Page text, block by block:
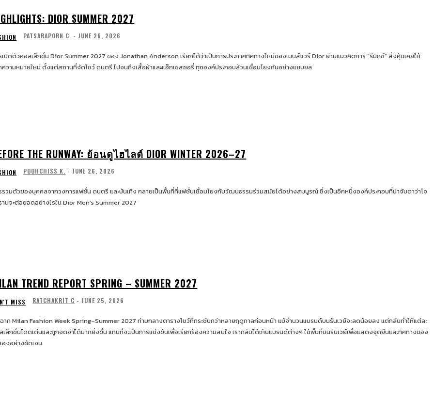
DIOR SUMMER 2027
PATSARAPORN C. - JUNE 26, 2026
เปิดตัวคอลเล็กชั่น Dior Summer 2027 ของ Jonathan Anderson เรียกได้ว่าเป็นการประกาศทิศทางใหม่ของเมนส์แวร์ Dior ผ่านแนวคิดการ “รีมิกซ์” สิ่งคุ้นเคยให้
ความหมายใหม่ ตั้งแต่สถานที่จัดโชว์ ดนตรี ไปจนถึงเสื้อผ้าและแอ็กเซสซอรี่ ทุกองค์ประกอบล้วนเชื่อมโยงกันอย่างแยบยล
THE RUNWAY: ย้อนดูไฮไลต์ DIOR WINTER 2026–27
POOHCHISS K. - JUNE 26, 2026
รวมตัวของบุคคลจากวงการแฟชั่น ดนตรี และบันเทิง กลายเป็นพื้นที่ที่แฟชั่นเชื่อมโยงกับวัฒนธรรมร่วมสมัยได้อย่างสมบูรณ์ ซึ่งเป็นอีกหนึ่งองค์ประกอบที่น่าจับตาว่าโจ
านจะต่อยอดอย่างไรใน Dior Men’s Summer 2027
TREND REPORT SPRING – SUMMER 2027
MISS RATCHAKRIT C - JUNE 25, 2026
าก Milan Fashion Week Spring–Summer 2027 ท่ามกลางตารางโชว์ที่กระชับกว่าหลายฤดูกาลก่อนหน้า แม้จำนวนแบรนด์บนรันเวย์จะลดน้อยลง แต่กลับทำให้แต่ละ
เล็กชั่นโดดเด่นและถูกจดจำได้มากยิ่งขึ้น แทนที่จะเป็นการแข่งขันเพื่อเรียกร้องความสนใจ เรากลับได้เห็นแบรนด์ต่างๆ ใช้พื้นที่บนรันเวย์เพื่อแสดงจุดยืนและทิศทางของ
องอย่างชัดเจน